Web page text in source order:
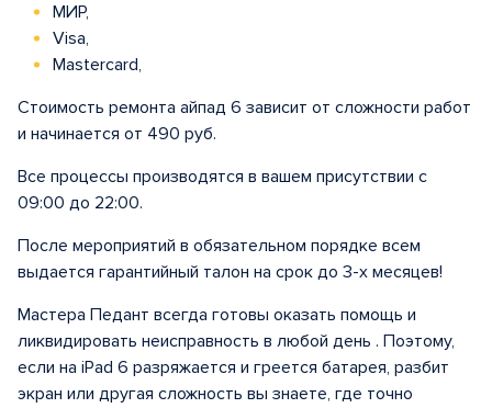
МИР,
Visa,
Mastercard,
Стоимость ремонта айпад 6 зависит от сложности работ
и начинается от 490 руб.
Все процессы производятся в вашем присутствии с
09:00 до 22:00.
После мероприятий в обязательном порядке всем
выдается гарантийный талон на срок до 3-х месяцев!
Мастера Педант всегда готовы оказать помощь и
ликвидировать неисправность в любой день . Поэтому,
если на iPad 6 разряжается и греется батарея, разбит
экран или другая сложность вы знаете, где точно